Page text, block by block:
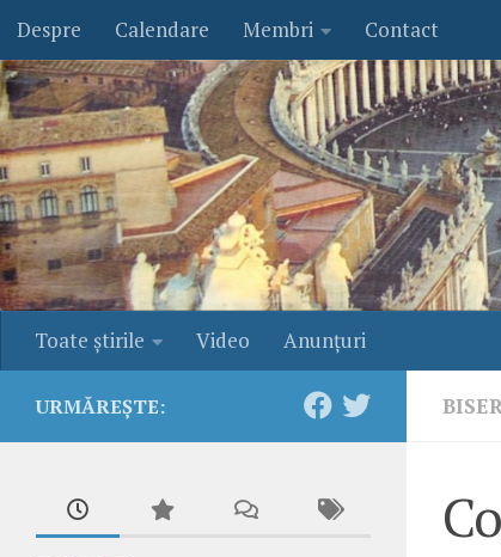
Skip to content
Despre Calendare Membri Contact
Toate ştirile Video Anunţuri
URMĂREȘTE: